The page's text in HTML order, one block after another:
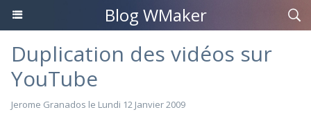
Blog WMaker
Duplication des vidéos sur
YouTube
Jerome Granados le Lundi 12 Janvier 2009